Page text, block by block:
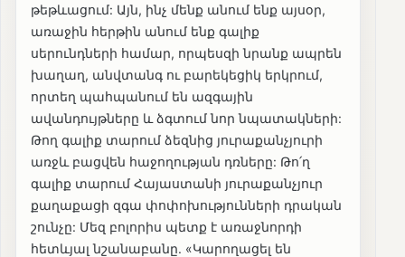
թեթևացում: Այն, ինչ մենք անում ենք այսօր,
առաջին հերթին անում ենք գալիք
սերունդների համար, որպեսզի նրանք ապրեն
խաղաղ, անվտանգ ու բարեկեցիկ երկրում,
որտեղ պահպանում են ազգային
ավանդույթները և ձգտում նոր նպատակների:
Թող գալիք տարում ձեզնից յուրաքանչյուրի
առջև բացվեն հաջողության դռները: Թո՛ղ
գալիք տարում Հայաստանի յուրաքանչյուր
քաղաքացի զգա փոփոխությունների դրական
շունչը: Մեզ բոլորիս պետք է առաջնորդի
հետևյալ նշանաբանը. «Կարողացել են